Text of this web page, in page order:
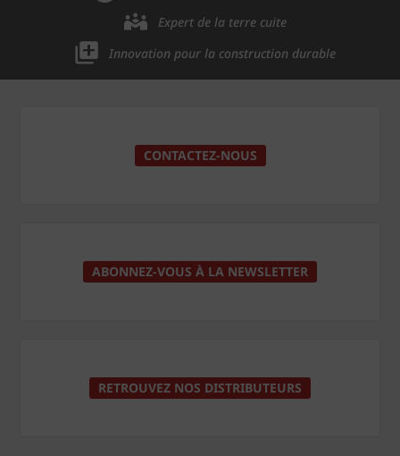
Expert de la terre cuite
Innovation pour la construction durable
CONTACTEZ-NOUS
ABONNEZ-VOUS À LA NEWSLETTER
RETROUVEZ NOS DISTRIBUTEURS